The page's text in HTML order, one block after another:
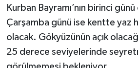
Kurban Bayramı’nın birinci
Çarşamba günü ise kentte yaz
olacak. Gökyüzünün açık
25 derece seviyelerinde